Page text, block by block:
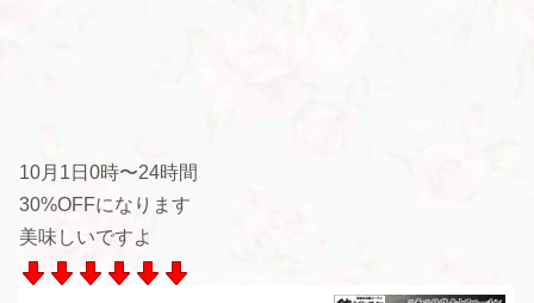
10月1日0時〜24時間
30%OFFになります
美味しいですよ